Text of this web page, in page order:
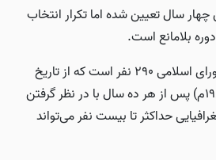
سال تعیین شده‌ اما‌ تكرار انتخاب‌
بلامانع‌ است‌.
تعداد نمایندگان‌ مجلس‌شورای‌ اسلامی‌ 290 نفر است‌ كه‌ از تاریخ‌
همه‌ پرسی (1368 ش/ 1989م) پس‌ از هر ده‌ سال‌ با در نظر گرفتن‌
حداكثر تا بیست‌ نفر می‌تواند